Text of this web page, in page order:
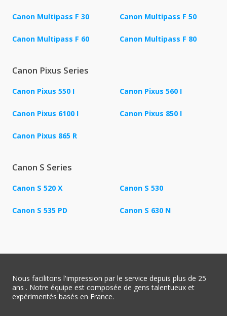
Canon Multipass F 30 Canon Multipass F 50
Canon Multipass F 60 Canon Multipass F 80
Canon Pixus Series
Canon Pixus 550 I Canon Pixus 560 I
Canon Pixus 6100 I Canon Pixus 850 I
Canon Pixus 865 R
Canon S Series
Canon S 520 X Canon S 530
Canon S 535 PD Canon S 630 N
Nous facilitons l'impression par le service depuis plus de 25
ans . Notre équipe est composée de gens talentueux et
expérimentés basés en France.